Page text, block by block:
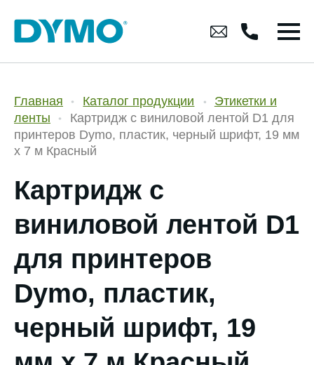
Главная Каталог продукции
Этикетки и
ленты
Картридж с виниловой лентой D1 для
принтеров Dymo, пластик, черный шрифт, 19 мм
х 7 м Красный
Картридж с
виниловой лентой D1
для принтеров
Dymo, пластик,
черный шрифт, 19